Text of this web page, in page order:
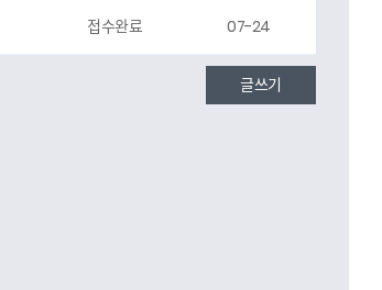
접수완료 07-24
글쓰기